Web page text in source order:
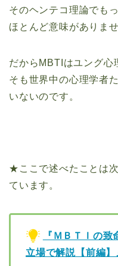
そのヘンテコ理論でも
ほとんど意味がありませ
だからMBTIはユング心
そも世界中の心理学者
いないのです。
★ここで述べたことは
ています。
『ＭＢＴＩの
立場で解説【前編】